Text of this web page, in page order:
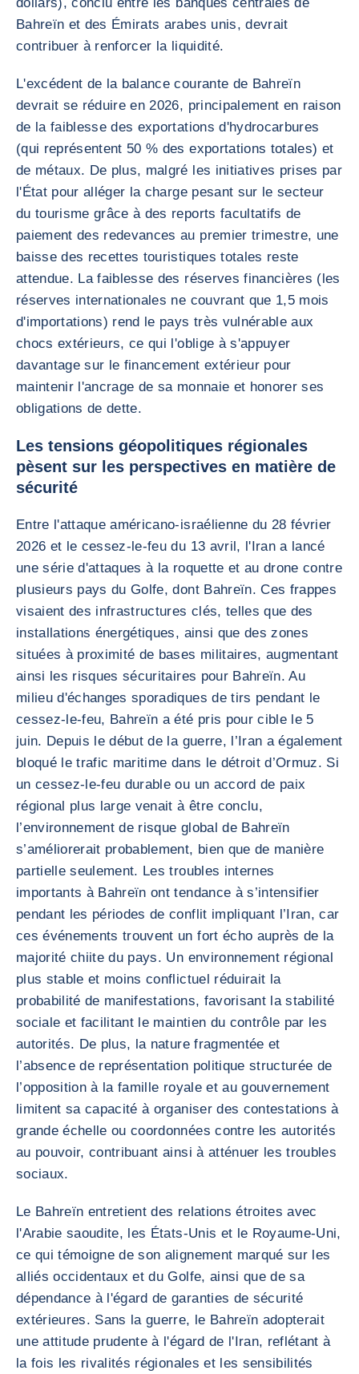
Bahreïn et des Émirats arabes unis, devrait
contribuer à renforcer la liquidité.
L'excédent de la balance courante de Bahreïn
devrait se réduire en 2026, principalement en raison
de la faiblesse des exportations d'hydrocarbures
(qui représentent 50 % des exportations totales) et
de métaux. De plus, malgré les initiatives prises par
l'État pour alléger la charge pesant sur le secteur
du tourisme grâce à des reports facultatifs de
paiement des redevances au premier trimestre, une
baisse des recettes touristiques totales reste
attendue. La faiblesse des réserves financières (les
réserves internationales ne couvrant que 1,5 mois
d'importations) rend le pays très vulnérable aux
chocs extérieurs, ce qui l'oblige à s'appuyer
davantage sur le financement extérieur pour
maintenir l'ancrage de sa monnaie et honorer ses
obligations de dette.
Les tensions géopolitiques régionales
pèsent sur les perspectives en matière de
sécurité
Entre l'attaque américano-israélienne du 28 février
2026 et le cessez-le-feu du 13 avril, l'Iran a lancé
une série d'attaques à la roquette et au drone contre
plusieurs pays du Golfe, dont Bahreïn. Ces frappes
visaient des infrastructures clés, telles que des
installations énergétiques, ainsi que des zones
situées à proximité de bases militaires, augmentant
ainsi les risques sécuritaires pour Bahreïn. Au
milieu d'échanges sporadiques de tirs pendant le
cessez-le-feu, Bahreïn a été pris pour cible le 5
juin. Depuis le début de la guerre, l’Iran a également
bloqué le trafic maritime dans le détroit d’Ormuz. Si
un cessez-le-feu durable ou un accord de paix
régional plus large venait à être conclu,
l’environnement de risque global de Bahreïn
s’améliorerait probablement, bien que de manière
partielle seulement. Les troubles internes
importants à Bahreïn ont tendance à s’intensifier
pendant les périodes de conflit impliquant l’Iran, car
ces événements trouvent un fort écho auprès de la
majorité chiite du pays. Un environnement régional
plus stable et moins conflictuel réduirait la
probabilité de manifestations, favorisant la stabilité
sociale et facilitant le maintien du contrôle par les
autorités. De plus, la nature fragmentée et
l’absence de représentation politique structurée de
l’opposition à la famille royale et au gouvernement
limitent sa capacité à organiser des contestations à
grande échelle ou coordonnées contre les autorités
au pouvoir, contribuant ainsi à atténuer les troubles
sociaux.
Le Bahreïn entretient des relations étroites avec
l'Arabie saoudite, les États-Unis et le Royaume-Uni,
ce qui témoigne de son alignement marqué sur les
alliés occidentaux et du Golfe, ainsi que de sa
dépendance à l'égard de garanties de sécurité
extérieures. Sans la guerre, le Bahreïn adopterait
une attitude prudente à l'égard de l'Iran, reflétant à
la fois les rivalités régionales et les sensibilités